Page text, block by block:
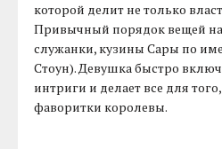
которой делит не только
Привычный порядок вещей
служанки, кузины Сары по
Стоун). Девушка быстро
интриги и делает все для
фаворитки королевы.